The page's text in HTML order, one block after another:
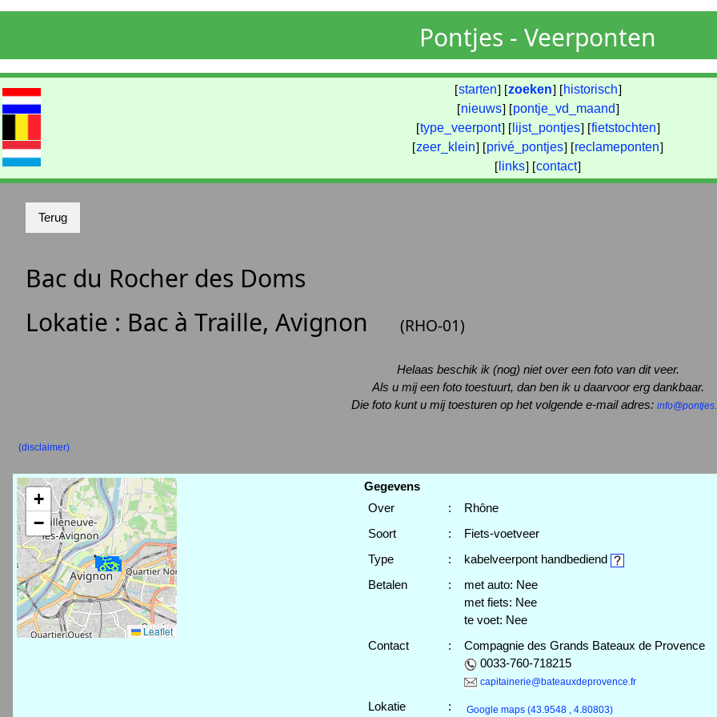
Pontjes - Veerponten
[starten] [zoeken] [ historisch]
[nieuws] [pontje_vd_maand]
[type_veerpont] [ lijst_pontjes] [fietstochten]
[zeer_klein] [privé_pontjes] [reclameponten]
[ links] [contact]
Bac du Rocher des Doms
Lokatie : Bac à Traille, Avignon (RHO-01)
Helaas beschik ik (nog) niet over een foto van dit veer.
Als u mij een foto toestuurt, dan ben ik u daarvoor erg dankbaar.
Die foto kunt u mij toesturen op het volgende e-mail adres:
(disclaimer)
+
−
Leaflet
Gegevens
Over
:
Rhône
Soort
:
Fiets-voetveer
Type
:
kabelveerpont handbediend
Betalen
:
met auto: Nee
met fiets: Nee
te voet: Nee
Contact
:
Compagnie des Grands Bateaux de Provence
0033-760-718215
capitainerie@bateauxdeprovence.fr
Lokatie : Google maps (43.9548 , 4.80803)